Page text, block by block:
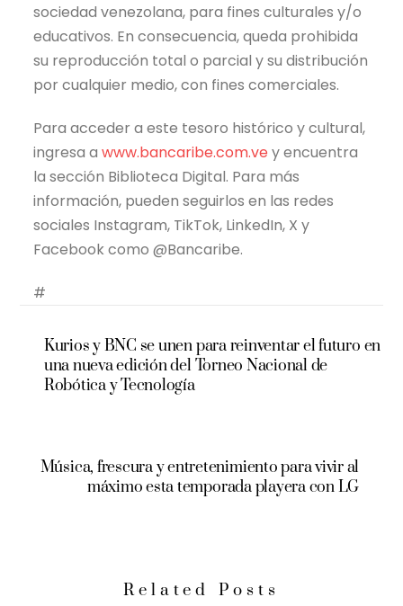
sociedad venezolana, para fines culturales y/o
educativos. En consecuencia, queda prohibida
su reproducción total o parcial y su distribución
por cualquier medio, con fines comerciales.
Para acceder a este tesoro histórico y cultural,
ingresa awww.bancaribe.com.ve y encuentra
la sección Biblioteca Digital. Para más
información, pueden seguirlos en las redes
sociales Instagram, TikTok, LinkedIn, X y
Facebook como @Bancaribe.
#
Kurios y BNC se unen para reinventar el futuro en
una nueva edición del Torneo Nacional de
Robótica y Tecnología
Música, frescura y entretenimiento para vivir al
máximo esta temporada playera con LG
Related Posts